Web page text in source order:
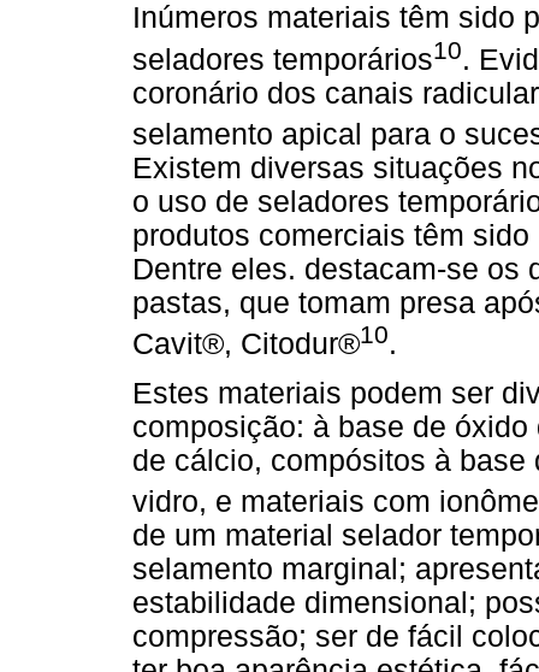
Inúmeros materiais têm sido
seladores temporários10.
coronário dos canais
selamento apical para o
Existem diversas situações
o uso de seladores
produtos comerciais têm
Dentre eles. destacam-se os
pastas, que tomam presa
Cavit®, Citodur®10.
Estes materiais podem ser
composição: à base de
de cálcio, compósitos à
vidro, e materiais com
de um material selador
selamento marginal;
estabilidade dimensional;
compressão; ser de fácil